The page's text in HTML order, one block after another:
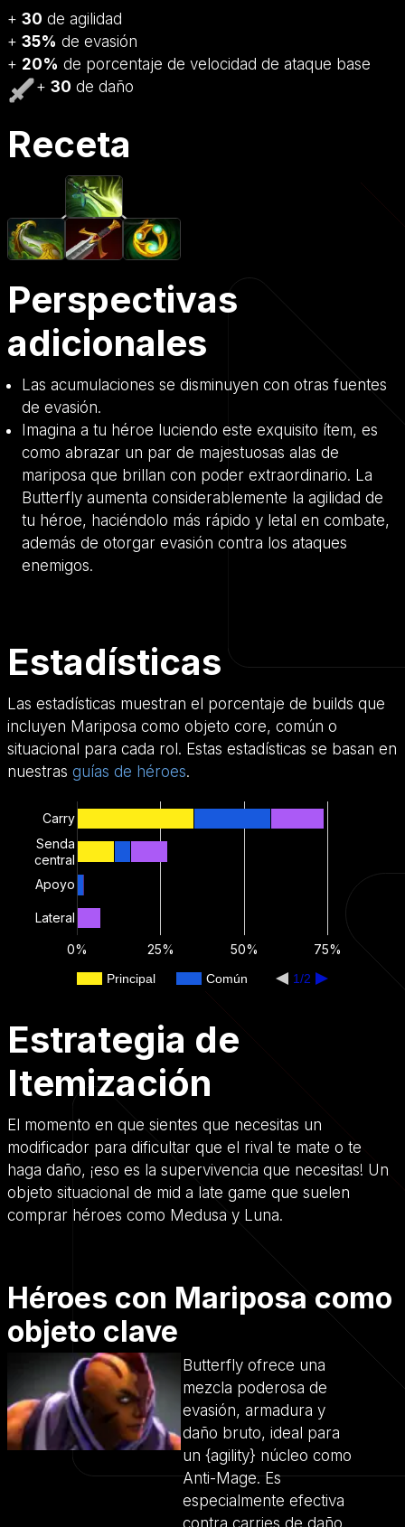
+ 30 de agilidad
+ 35% de evasión
+ 20% de porcentaje de velocidad de ataque base
+ 30 de daño
Receta
Perspectivas
adicionales
Las acumulaciones se disminuyen con otras fuentes
de evasión.
Imagina a tu héroe luciendo este exquisito ítem, es
como abrazar un par de majestuosas alas de
mariposa que brillan con poder extraordinario. La
Butterfly aumenta considerablemente la agilidad de
tu héroe, haciéndolo más rápido y letal en combate,
además de otorgar evasión contra los ataques
enemigos.
Estadísticas
Las estadísticas muestran el porcentaje de builds que
incluyen Mariposa como objeto core, común o
situacional para cada rol. Estas estadísticas se basan en
nuestras guías de héroes.
Principal Común 1/2
0% 25% 50% 75%
Carry
Senda
central
Apoyo
Lateral
Estrategia de
Itemización
El momento en que sientes que necesitas un
modificador para dificultar que el rival te mate o te
haga daño, ¡eso es la supervivencia que necesitas! Un
objeto situacional de mid a late game que suelen
comprar héroes como Medusa y Luna.
Héroes con Mariposa como
objeto clave
Butterfly ofrece una
mezcla poderosa de
evasión, armadura y
daño bruto, ideal para
un {agility} núcleo como
Anti-Mage. Es
especialmente efectiva